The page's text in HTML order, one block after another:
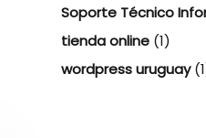
Soporte Técnico
tienda online(1)
wordpress uruguay